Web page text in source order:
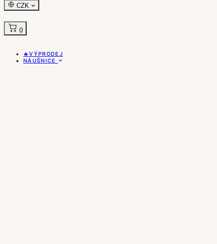
CZK
0
🔥VÝPRODEJ
NÁUŠNICE